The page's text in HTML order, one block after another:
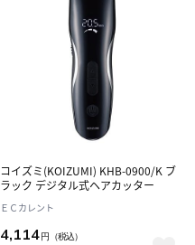
コイズミ(KOIZUMI) KHB-0900/K ブ
ラック デジタル式ヘアカッター
ＥＣカレント
4,114円 （税込）